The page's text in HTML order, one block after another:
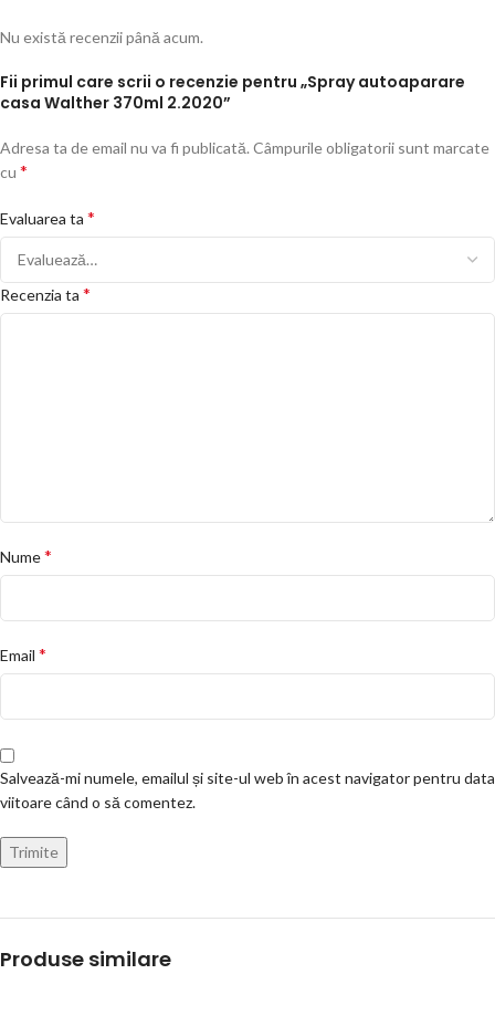
Nu există recenzii până acum.
Fii primul care scrii o recenzie pentru „Spray autoaparare
casa Walther 370ml 2.2020”
Adresa ta de email nu va fi publicată. Câmpurile obligatorii sunt marcate
cu *
Evaluarea ta *
Recenzia ta *
Nume*
Email *
Salvează-mi numele, emailul și site-ul web în acest navigator pentru data
viitoare când o să comentez.
Produse similare